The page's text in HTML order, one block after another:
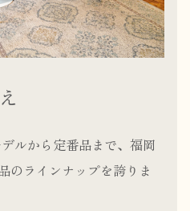
ルから定番品まで、福岡
のラインナップを誇りま